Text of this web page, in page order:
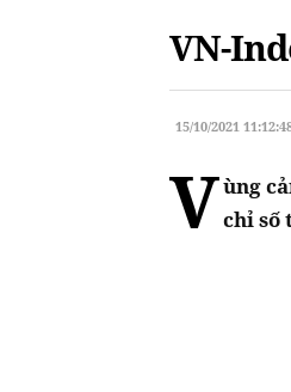
VN-
15/10/2021
Vùng
chỉ số